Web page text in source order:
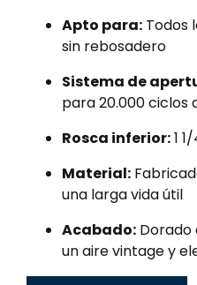
Apto para: Todos
sin rebosadero
Sistema de
para 20.000 ciclos
Rosca inferior:1
Material:
una larga vida útil
Acabado: Dorado
un aire vintage y